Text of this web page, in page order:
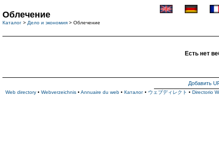
Облечение
Каталог > Дело и экономия > Облечение
Есть нет
Добавить
Web directory • Webverzeichnis • Annuaire du web • Каталог • ウェブディレクト • Directorio